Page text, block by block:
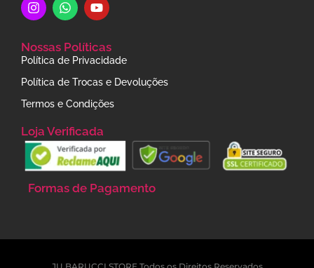
Nossas Políticas
Política de Privacidade
Política de Trocas e Devoluções
Termos e Condições
Loja Verificada
Formas de Pagamento